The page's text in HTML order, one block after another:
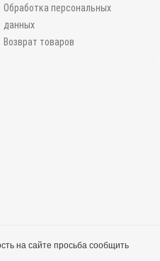
Обработка персональных
данных
Возврат товаров
на сайте просьба сообщить